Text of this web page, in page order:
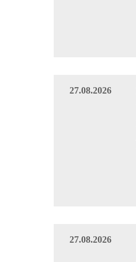
27.08.2026
27.08.2026